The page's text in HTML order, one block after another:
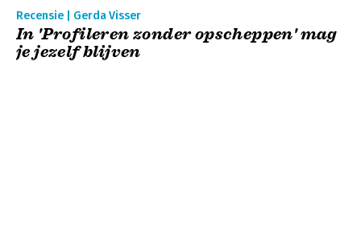
Recensie | Gerda Visser
In 'Profileren zonder opscheppen' mag
je jezelf blijven